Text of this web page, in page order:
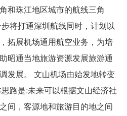
和珠江地区城市的航线三角
将打通深圳航线同时，计划以
拓展机场通用航空业务，为培
昭通当地旅游资源发展旅游通
发展。 文山机场由始发地转变
路是:未来可以根据文山经济社
间，客源地和旅游目的地之间